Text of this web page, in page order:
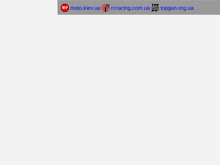
moto.kiev.ua rcracing.com.ua topgun.org.ua